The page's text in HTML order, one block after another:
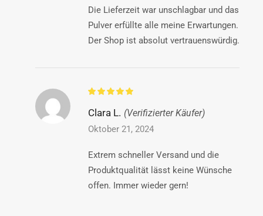
Die Lieferzeit war unschlagbar und das
Pulver erfüllte alle meine Erwartungen.
Der Shop ist absolut vertrauenswürdig.
Clara L. (Verifizierter Käufer)
Oktober 21, 2024
Extrem schneller Versand und die
Produktqualität lässt keine Wünsche
offen. Immer wieder gern!